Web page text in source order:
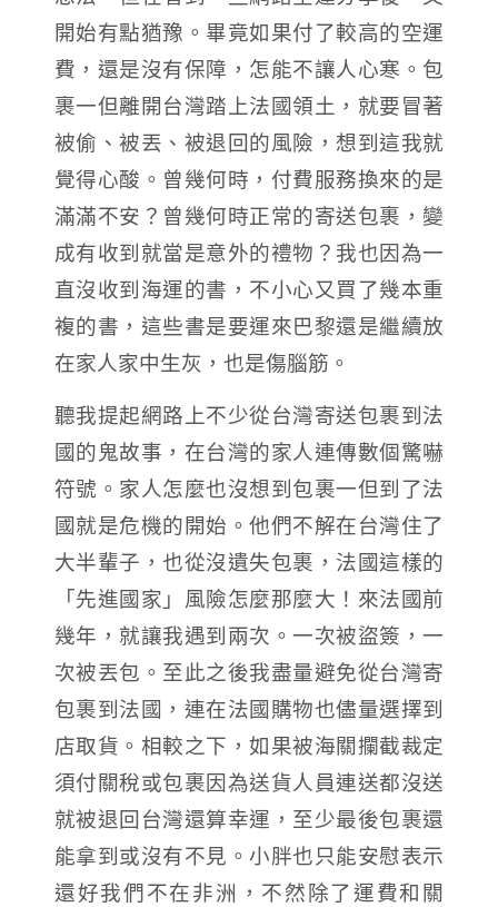
開始有點猶豫。畢竟如果付了較高的空運
費，還是沒有保障，怎能不讓人心寒。包
裹一但離開台灣踏上法國領土，就要冒著
被偷、被丟、被退回的風險，想到這我就
覺得心酸。曾幾何時，付費服務換來的是
滿滿不安？曾幾何時正常的寄送包裹，變
成有收到就當是意外的禮物？我也因為一
直沒收到海運的書，不小心又買了幾本重
複的書，這些書是要運來巴黎還是繼續放
在家人家中生灰，也是傷腦筋。
聽我提起網路上不少從台灣寄送包裹到法
國的鬼故事，在台灣的家人連傳數個驚嚇
符號。家人怎麼也沒想到包裹一但到了法
國就是危機的開始。他們不解在台灣住了
大半輩子，也從沒遺失包裹，法國這樣的
「先進國家」風險怎麼那麼大！來法國前
幾年，就讓我遇到兩次。一次被盜簽，一
次被丟包。至此之後我盡量避免從台灣寄
包裹到法國，連在法國購物也儘量選擇到
店取貨。相較之下，如果被海關攔截裁定
須付關稅或包裹因為送貨人員連送都沒送
就被退回台灣還算幸運，至少最後包裹還
能拿到或沒有不見。小胖也只能安慰表示
還好我們不在非洲，不然除了運費和關